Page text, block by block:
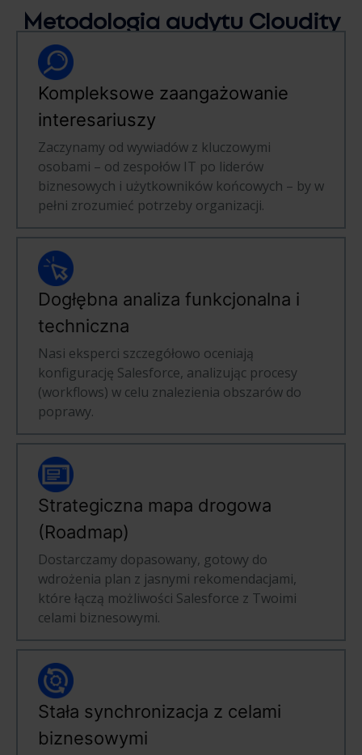
Metodologia audytu Cloudity
Kompleksowe zaangażowanie
interesariuszy
Zaczynamy od wywiadów z kluczowymi
osobami – od zespołów IT po liderów
biznesowych i użytkowników końcowych – by w
pełni zrozumieć potrzeby organizacji.
Dogłębna analiza funkcjonalna i
techniczna
Nasi eksperci szczegółowo oceniają
konfigurację Salesforce, analizując procesy
(workflows) w celu znalezienia obszarów do
poprawy.
Strategiczna mapa drogowa
(Roadmap)
Dostarczamy dopasowany, gotowy do
wdrożenia plan z jasnymi rekomendacjami,
które łączą możliwości Salesforce z Twoimi
celami biznesowymi.
Stała synchronizacja z celami
biznesowymi